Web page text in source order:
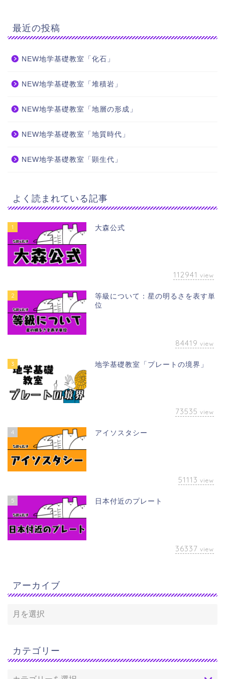
最近の投稿
NEW地学基礎教室「化石」
NEW地学基礎教室「堆積岩」
NEW地学基礎教室「地層の形成」
NEW地学基礎教室「地質時代」
NEW地学基礎教室「顕生代」
よく読まれている記事
1 大森公式
112941 view
2
等級について：星の明るさを表す単
位
84419 view
3 地学基礎教室「プレートの境界」
73535 view
4 アイソスタシー
51113 view
5 日本付近のプレート
36337 view
アーカイブ
カテゴリー